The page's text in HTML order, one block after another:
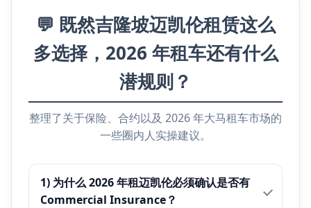
💬 既然吉隆坡迈凯伦租赁这么
多选择，2026 年租车还有什么
潜规则？
整理了关于保险、合约以及 2026 年大马租车市场的
一些圈内人实操建议。
1) 为什么 2026 年租迈凯伦必须确认是否有
Commercial Insurance？